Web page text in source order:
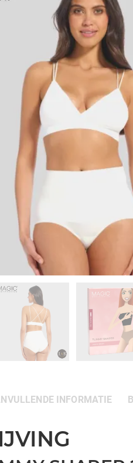
INFORMATIE